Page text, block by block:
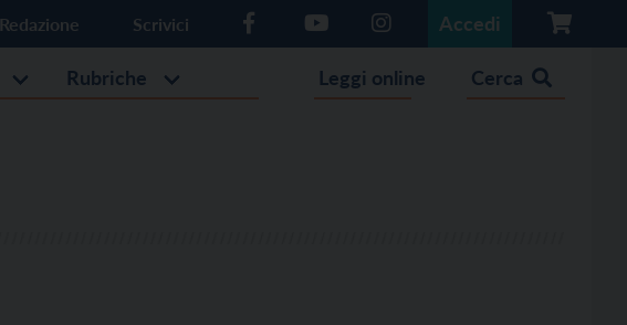
Redazione Scrivici Accedi
Rubriche Leggi online Cerca